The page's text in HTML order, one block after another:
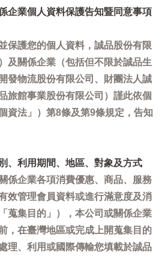
企業個人資料保護告知暨同意事項
保護您的個人資料，誠品股份有限
及關係企業（包括但不限於誠品生
發物流股份有限公司、財團法人誠
旅館事業股份有限公司）謹此依個
資法」）第8條及第9條規定，告知
、利用期間、地區、對象及方式
係企業各項消費優惠、商品、服務
效管理會員資料或進行滿意度及消
蒐集目的」），本公司或關係企業
，在臺灣地區或完成上開蒐集目的
理、利用或國際傳輸您填載於誠品